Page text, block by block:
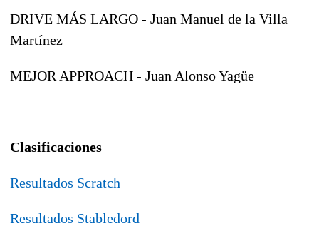
DRIVE MÁS LARGO - Juan Manuel de la Villa
Martínez
MEJOR APPROACH - Juan Alonso Yagüe
Clasificaciones
Resultados Scratch
Resultados Stabledord